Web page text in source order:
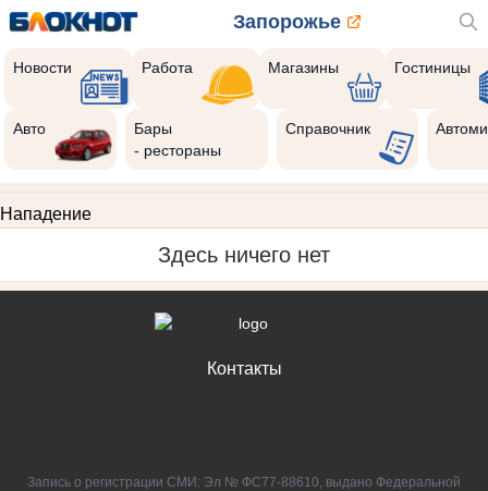
Запорожье
Новости Работа Магазины Гостиницы
Авто
Бары
- рестораны
Справочник
Нападение
Здесь ничего нет
Контакты
Запись о регистрации СМИ: Эл № ФС77-88610, выдано Федеральной